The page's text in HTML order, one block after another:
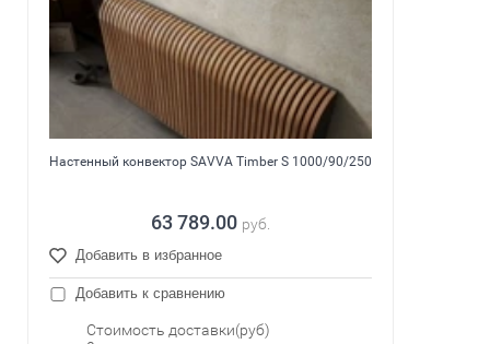
Настенный конвектор SAVVA Timber S 1000/90/250
63 789.00 руб.
Добавить в избранное
Добавить к сравнению
Стоимость доставки(руб)